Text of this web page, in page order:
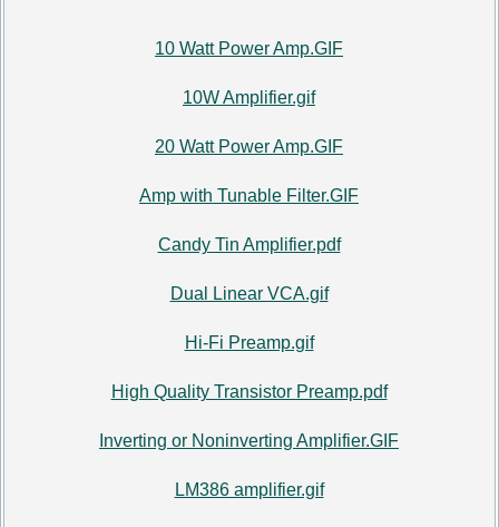
10 Watt Power Amp.GIF
10W Amplifier.gif
20 Watt Power Amp.GIF
Amp with Tunable Filter.GIF
Candy Tin Amplifier.pdf
Dual Linear VCA.gif
Hi-Fi Preamp.gif
High Quality Transistor Preamp.pdf
Inverting or Noninverting Amplifier.GIF
LM386 amplifier.gif